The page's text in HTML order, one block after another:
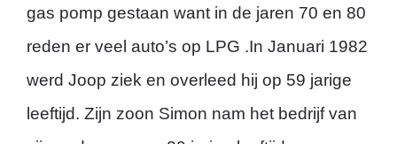
gas pomp gestaan want in de jaren 70 en 80
reden er veel auto’s op LPG .In Januari 1982
werd Joop ziek en overleed hij op 59 jarige
leeftijd. Zijn zoon Simon nam het bedrijf van